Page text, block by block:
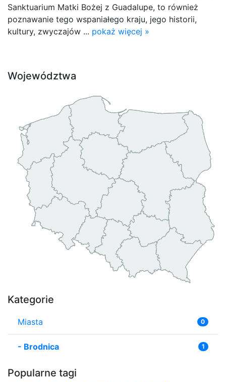
Sanktuarium Matki Bożej z Guadalupe, to również
poznawanie tego wspaniałego kraju, jego historii,
kultury, zwyczajów ... pokaż więcej »
Województwa
Kategorie
Miasta 0
- Brodnica 1
Popularne tagi